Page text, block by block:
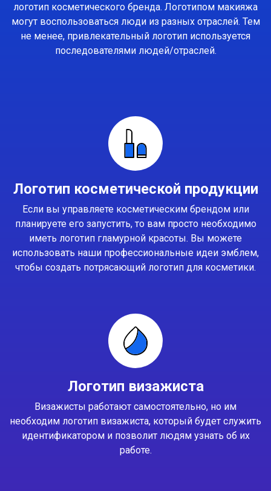
логотип косметического бренда. Логотипом макияжа
могут воспользоваться люди из разных отраслей. Тем
не менее, привлекательный логотип используется
последователями людей/отраслей.
Логотип косметической продукции
Если вы управляете косметическим брендом или
планируете его запустить, то вам просто необходимо
иметь логотип гламурной красоты. Вы можете
использовать наши профессиональные идеи эмблем,
чтобы создать потрясающий логотип для косметики.
Логотип визажиста
Визажисты работают самостоятельно, но им
необходим логотип визажиста, который будет служить
идентификатором и позволит людям узнать об их
работе.